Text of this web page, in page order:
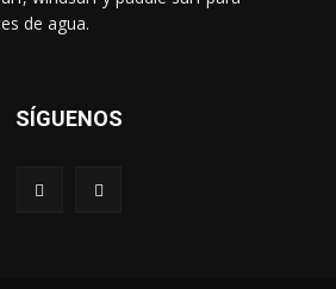
de agua.
SÍGUENOS